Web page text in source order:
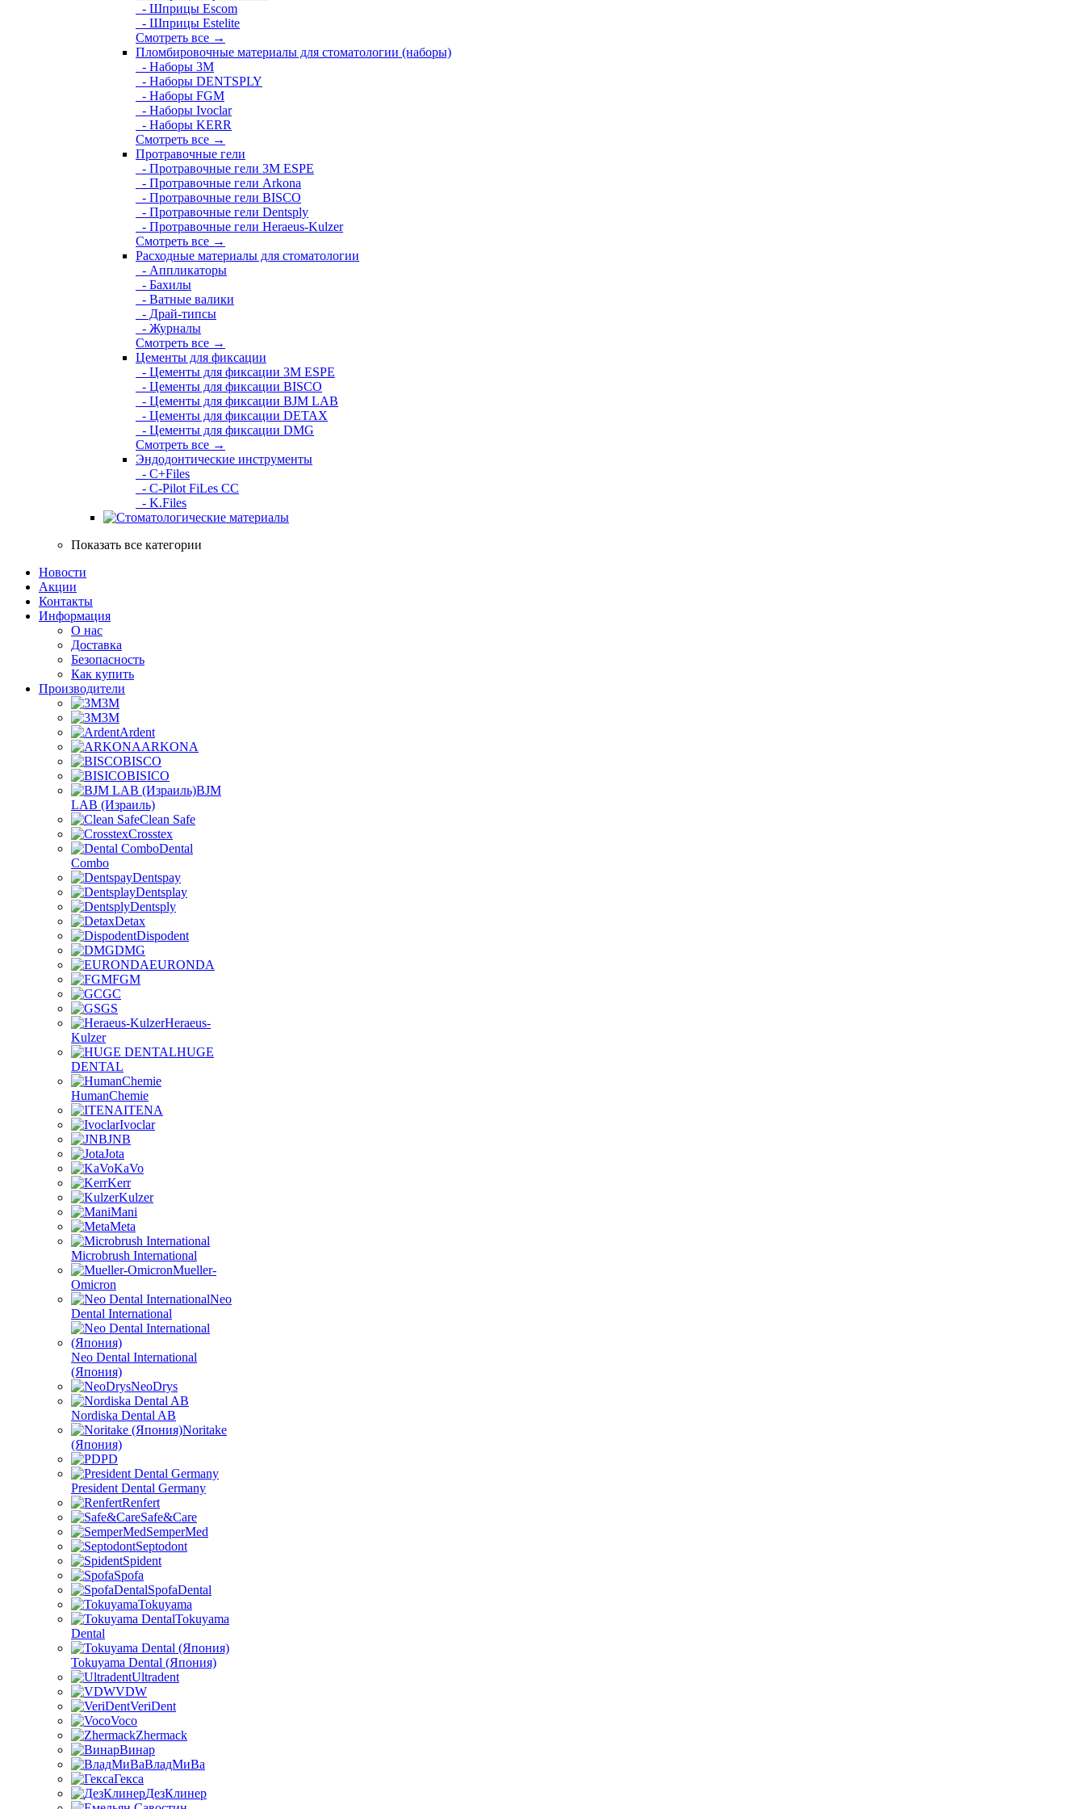
- Шприцы Escom
- Шприцы Estelite
Смотреть все →
Пломбировочные материалы для стоматологии (наборы)
- Наборы 3М
- Наборы DENTSPLY
- Наборы FGM
- Наборы Ivoclar
- Наборы KERR
Смотреть все →
Протравочные гели
- Протравочные гели 3М ESPE
- Протравочные гели Arkona
- Протравочные гели BISCO
- Протравочные гели Dentsply
- Протравочные гели Heraeus-Kulzer
Смотреть все →
Расходные материалы для стоматологии
- Аппликаторы
- Бахилы
- Ватные валики
- Драй-типсы
- Журналы
Смотреть все →
Цементы для фиксации
- Цементы для фиксации 3M ESPE
- Цементы для фиксации BISCO
- Цементы для фиксации BJM LAB
- Цементы для фиксации DETAX
- Цементы для фиксации DMG
Смотреть все →
Эндодонтические инструменты
- C+Files
- C-Pilot FiLes CC
- K.Files
Показать все категории
Новости
Акции
Контакты
Информация
О нас
Доставка
Безопасность
Как купить
Производители
3M
3М
Ardent
ARKONA
BISCO
BISICO
BJM
LAB (Израиль)
Clean Safe
Crosstex
Dental
Combo
Dentspay
Dentsplay
Dentsply
Detax
Dispodent
DMG
EURONDA
FGM
GC
GS
Heraeus-
Kulzer
HUGE
DENTAL
HumanChemie
ITENA
Ivoclar
JNB
Jota
KaVo
Kerr
Kulzer
Mani
Meta
Microbrush International
Mueller-
Omicron
Neo
Dental International
Neo Dental International
(Япония)
NeoDrys
Nordiska Dental AB
Noritake
(Япония)
PD
President Dental Germany
Renfert
Safe&Care
SemperMed
Septodont
Spident
Spofa
SpofaDental
Tokuyama
Tokuyama
Dental
Tokuyama Dental (Япония)
Ultradent
VDW
VeriDent
Voco
Zhermack
Винар
ВладМиВа
Гекса
ДезКлинер